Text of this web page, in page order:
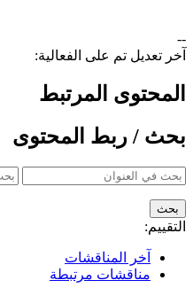
--
آخر تعديل تم على الفعالية:
المحتوى المرتبط
بحث / ربط المحتوى
التقييم:
آخر المناقشات
مناقشات مرتبطة